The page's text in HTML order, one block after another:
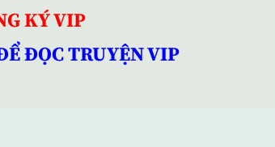
KÝ VIP
ĐỌC TRUYỆN VIP